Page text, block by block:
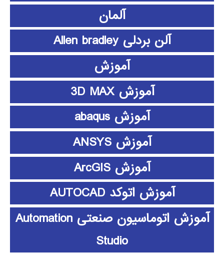
آلمان
آلن بردلی Allen bradley
آموزش
آموزش 3D MAX
آموزش abaqus
آموزش ANSYS
آموزش ArcGIS
آموزش اتوکد AUTOCAD
آموزش اتوماسیون صنعتی Automation
Studio